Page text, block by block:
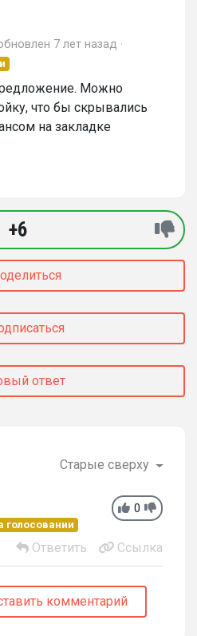
7 лет назад
Можно
что бы скрывались
на закладке
+6
ответ
Старые сверху
0
голосовании
Ответить Ссылка
комментарий